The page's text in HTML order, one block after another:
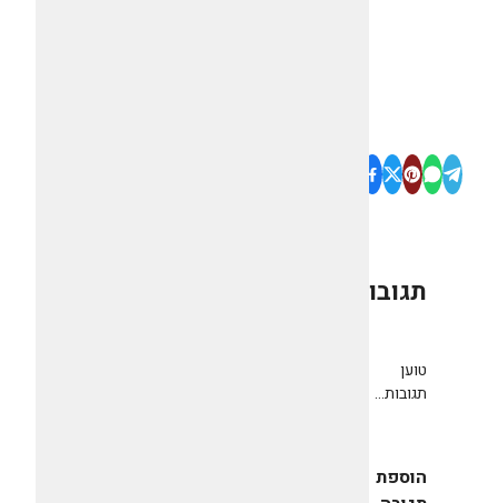
תגובות
טוען
תגובות...
הוספת